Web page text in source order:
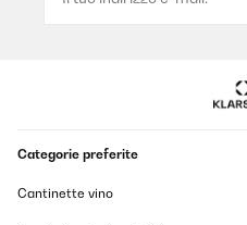
precedentemente. Soddisfatta
Tradurre
Categorie preferite
Cantinette vino